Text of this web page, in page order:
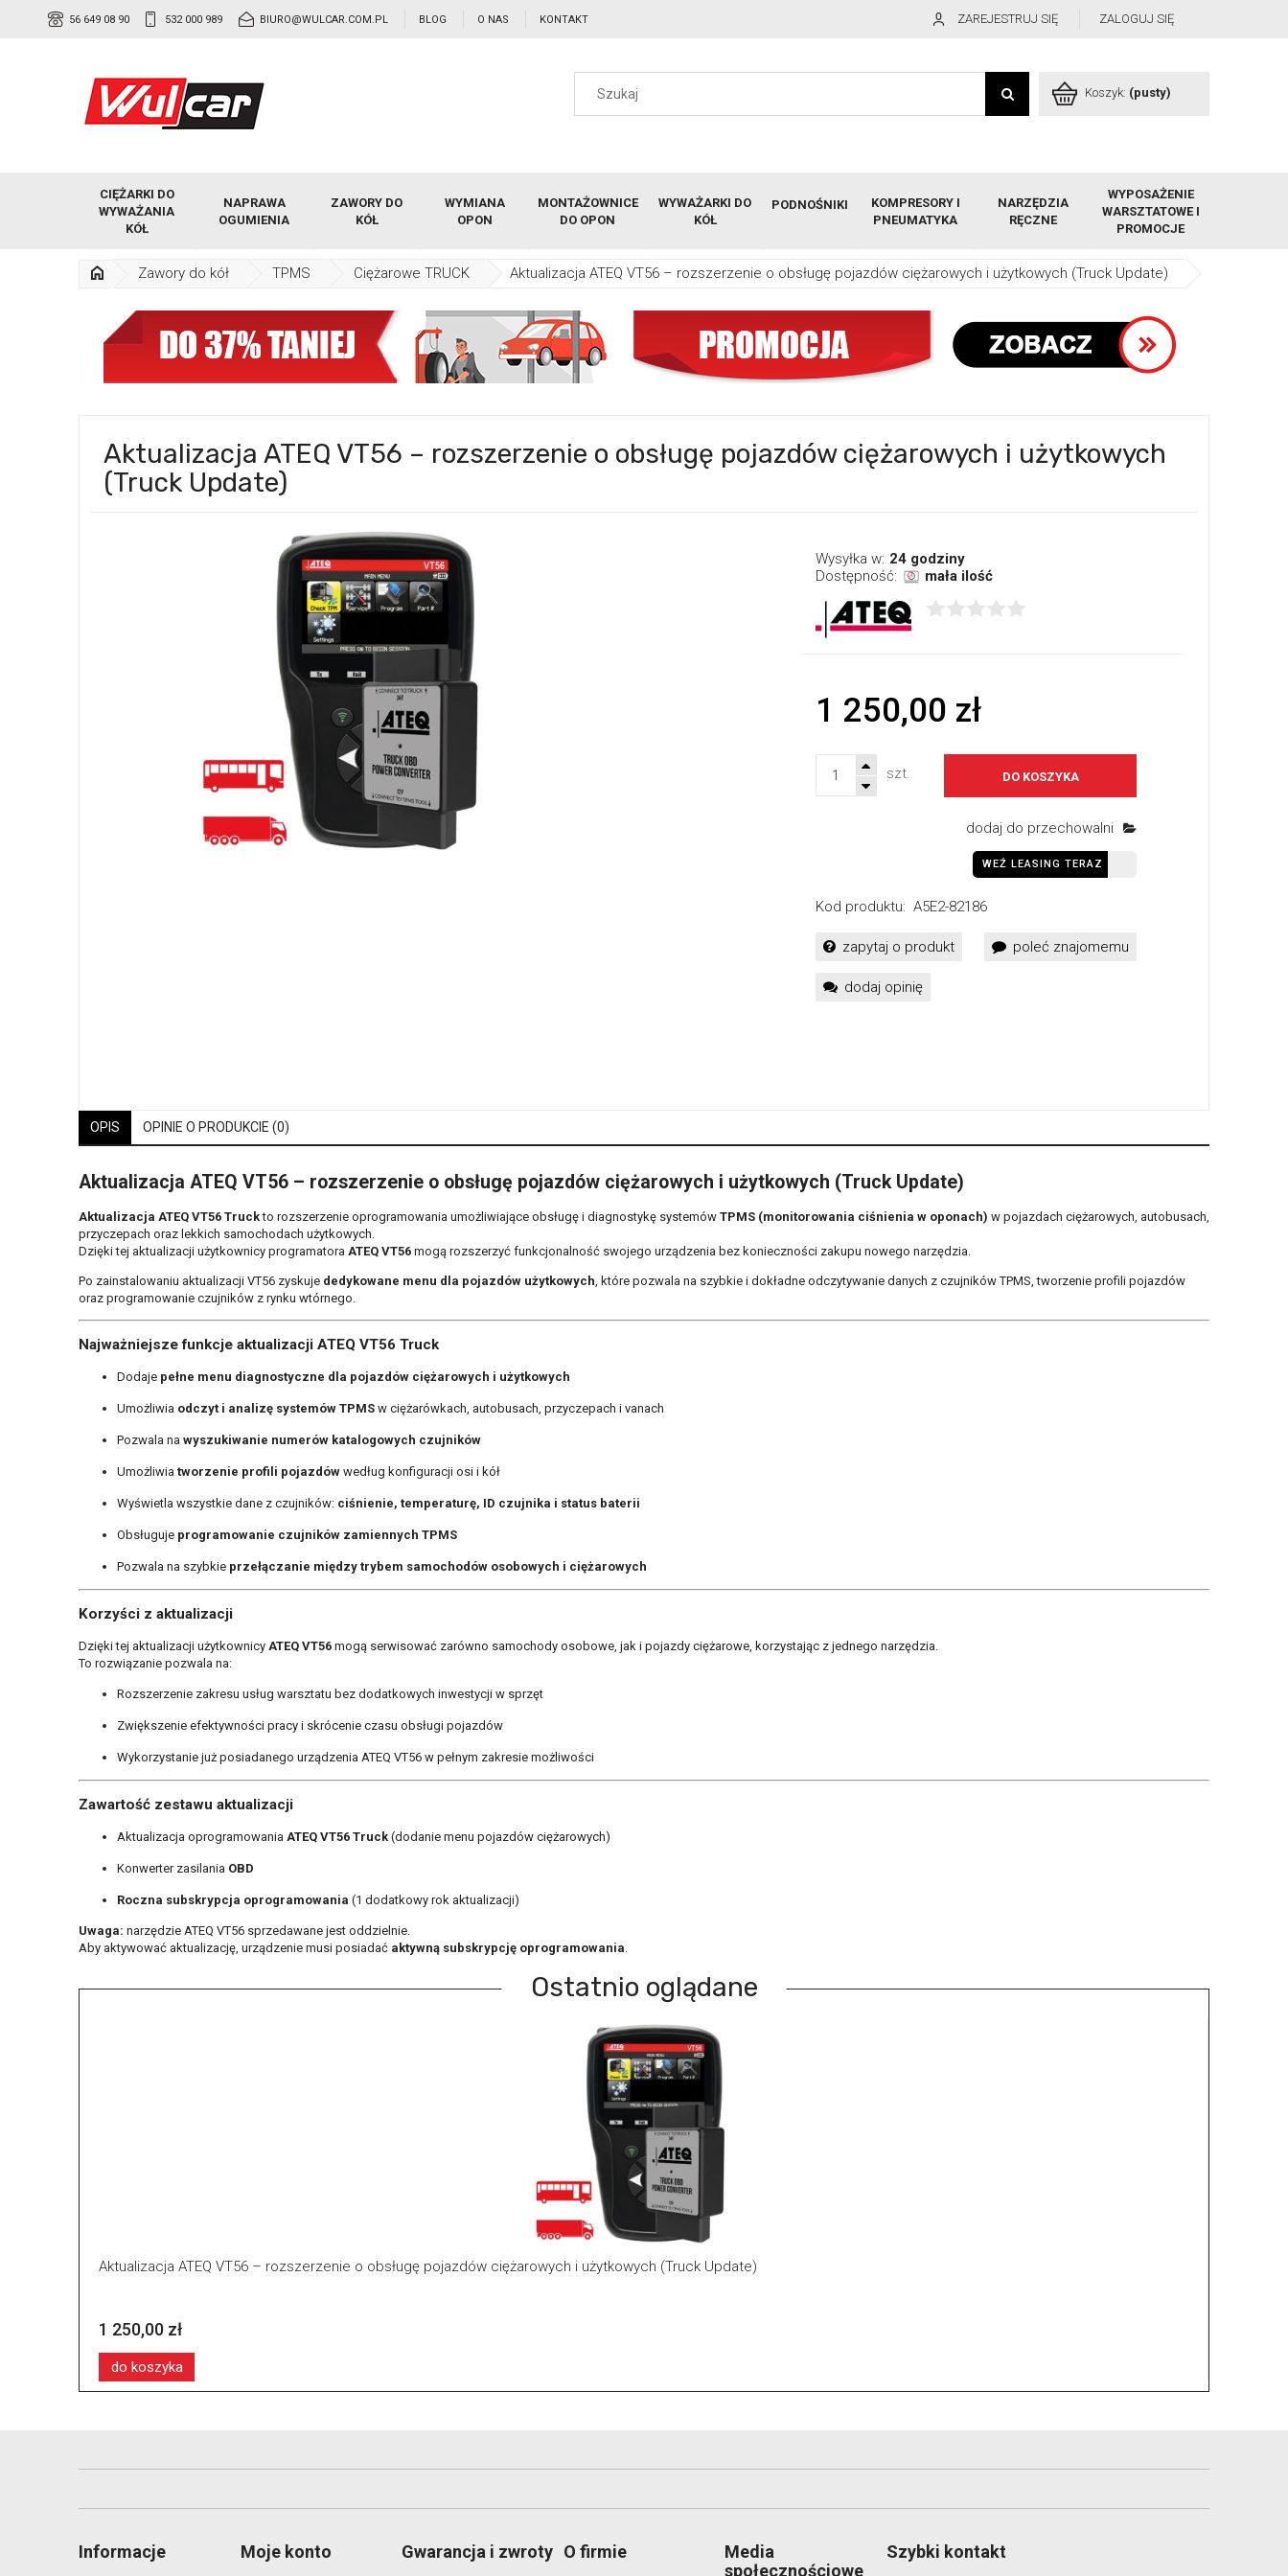
56 649 08 90 532 000 989 BIURO@WULCAR.COM.PL BLOG O NAS KONTAKT ZAREJESTRUJ SIĘ ZALOGUJ SIĘ
Koszyk: (pusty)
CIĘŻARKI DO
WYWAŻANIA
KÓŁ
NAPRAWA
OGUMIENIA
ZAWORY DO
KÓŁ
WYMIANA
OPON
MONTAŻOWNICE
DO OPON
WYWAŻARKI DO
KÓŁ
PODNOŚNIKI
KOMPRESORY I
PNEUMATYKA
NARZĘDZIA
RĘCZNE
WYPOSAŻENIE
WARSZTATOWE I
PROMOCJE
Zawory do kół TPMS Ciężarowe TRUCK Aktualizacja ATEQ VT56 – rozszerzenie o obsługę pojazdów ciężarowych i użytkowych (Truck Update)
Aktualizacja ATEQ VT56 – rozszerzenie o obsługę pojazdów ciężarowych i użytkowych
(Truck Update)
Wysyłka w: 24 godziny
Dostępność:
mała ilość
1 250,00 zł
szt. DO KOSZYKA
dodaj do przechowalni
WEŹ LEASING TERAZ
Kod produktu: A5E2-82186
zapytaj o produkt poleć znajomemu
dodaj opinię
OPIS OPINIE O PRODUKCIE (0)
Aktualizacja ATEQ VT56 – rozszerzenie o obsługę pojazdów ciężarowych i użytkowych (Truck Update)
Aktualizacja ATEQ VT56 Truckto rozszerzenie oprogramowania umożliwiające obsługę i diagnostykę systemów TPMS (monitorowania ciśnienia w oponach) w pojazdach ciężarowych, autobusach,
przyczepach oraz lekkich samochodach użytkowych.
Dzięki tej aktualizacji użytkownicy programatora ATEQ VT56 mogą rozszerzyć funkcjonalność swojego urządzenia bez konieczności zakupu nowego narzędzia.
Po zainstalowaniu aktualizacji VT56 zyskuje dedykowane menu dla pojazdów użytkowych , które pozwala na szybkie i dokładne odczytywanie danych z czujników TPMS, tworzenie profili pojazdów
oraz programowanie czujników z rynku wtórnego.
Najważniejsze funkcje aktualizacji ATEQ VT56 Truck
Dodaje pełne menu diagnostyczne dla pojazdów ciężarowych i użytkowych
Umożliwia odczyt i analizę systemów TPMS w ciężarówkach, autobusach, przyczepach i vanach
Pozwala na wyszukiwanie numerów katalogowych czujników
Umożliwia tworzenie profili pojazdów według konfiguracji osi i kół
Wyświetla wszystkie dane z czujników: ciśnienie, temperaturę, ID czujnika i status baterii
Obsługuje programowanie czujników zamiennych TPMS
Pozwala na szybkie przełączanie między trybem samochodów osobowych i ciężarowych
Korzyści z aktualizacji
Dzięki tej aktualizacji użytkownicy ATEQ VT56 mogą serwisować zarówno samochody osobowe, jak i pojazdy ciężarowe, korzystając z jednego narzędzia.
To rozwiązanie pozwala na:
Rozszerzenie zakresu usług warsztatu bez dodatkowych inwestycji w sprzęt
Zwiększenie efektywności pracy i skrócenie czasu obsługi pojazdów
Wykorzystanie już posiadanego urządzenia ATEQ VT56 w pełnym zakresie możliwości
Zawartość zestawu aktualizacji
Aktualizacja oprogramowania ATEQ VT56 Truck (dodanie menu pojazdów ciężarowych)
Konwerter zasilania OBD
Roczna subskrypcja oprogramowania (1 dodatkowy rok aktualizacji)
Uwaga: narzędzie ATEQ VT56 sprzedawane jest oddzielnie.
Aby aktywować aktualizację, urządzenie musi posiadać aktywną subskrypcję oprogramowania.
Ostatnio oglądane
Aktualizacja ATEQ VT56 – rozszerzenie o obsługę pojazdów ciężarowych i użytkowych (Truck Update)
1 250,00 zł
do koszyka
Informacje Moje konto Gwarancja i zwroty O firmie
Media
społecznościowe
Szybki kontakt